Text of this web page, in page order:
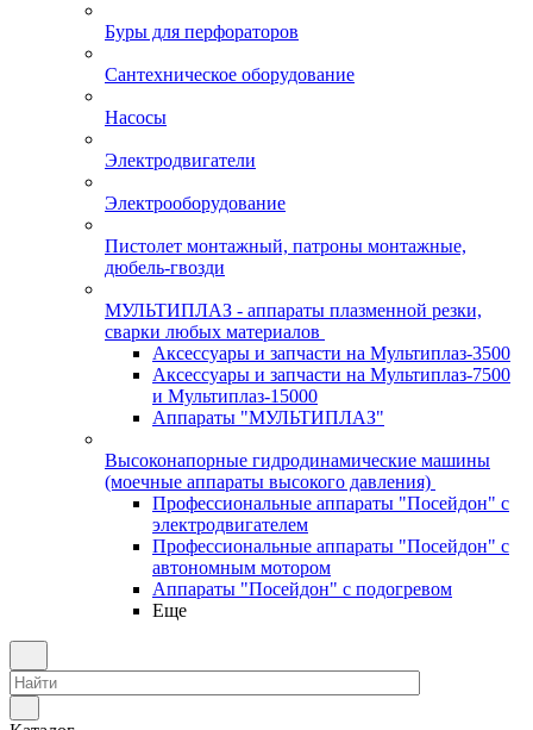
Буры для перфораторов
Сантехническое оборудование
Насосы
Электродвигатели
Электрооборудование
Пистолет монтажный, патроны монтажные,
дюбель-гвозди
МУЛЬТИПЛАЗ - аппараты плазменной резки,
сварки любых материалов
Аксессуары и запчасти на Мультиплаз-3500
Аксессуары и запчасти на Мультиплаз-7500
и Мультиплаз-15000
Аппараты "МУЛЬТИПЛАЗ"
Высоконапорные гидродинамические машины
(моечные аппараты высокого давления)
Профессиональные аппараты "Посейдон" с
электродвигателем
Профессиональные аппараты "Посейдон" с
автономным мотором
Аппараты "Посейдон" с подогревом
Еще